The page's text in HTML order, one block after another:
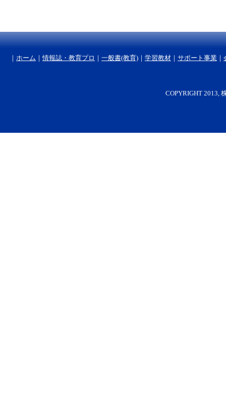
｜ ホーム ｜情報誌・教育プロ ｜ 一般書(教育) ｜ 学習教材 ｜ サポート事業 ｜
COPYRIGHT 2013,